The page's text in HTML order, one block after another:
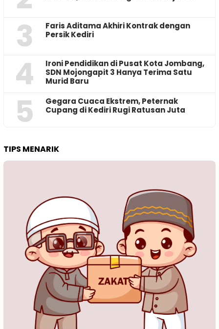
3
Faris Aditama Akhiri Kontrak dengan
Persik Kediri
4
Ironi Pendidikan di Pusat Kota Jombang,
SDN Mojongapit 3 Hanya Terima Satu
Murid Baru
5
‎Gegara Cuaca Ekstrem, Peternak
Cupang di Kediri Rugi Ratusan Juta
TIPS MENARIK